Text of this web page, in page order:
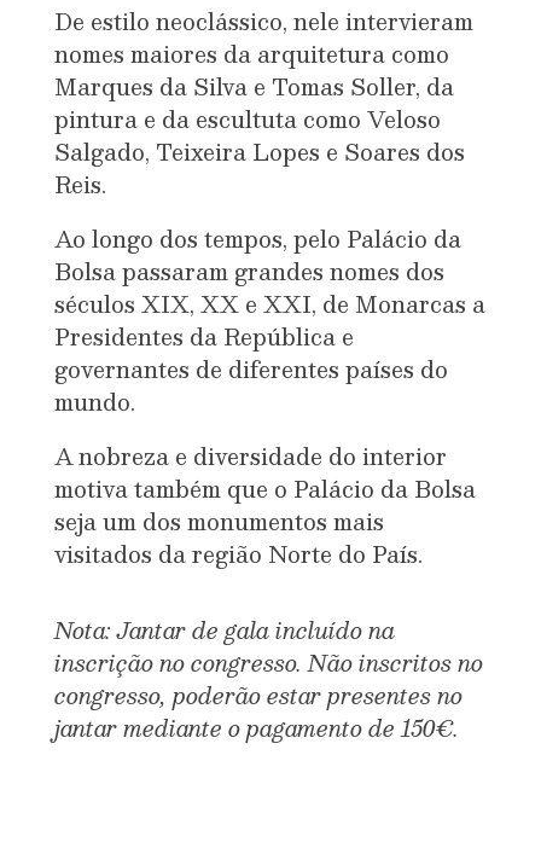
De estilo neoclássico, nele intervieram
nomes maiores da arquitetura como
Marques da Silva e Tomas Soller, da
pintura e da escultuta como Veloso
Salgado, Teixeira Lopes e Soares dos
Reis.
Ao longo dos tempos, pelo Palácio da
Bolsa passaram grandes nomes dos
séculos XIX, XX e XXI, de Monarcas a
Presidentes da República e
governantes de diferentes países do
mundo.
A nobreza e diversidade do interior
motiva também que o Palácio da Bolsa
seja um dos monumentos mais
visitados da região Norte do País.
Nota: Jantar de gala incluído na
inscrição no congresso. Não inscritos no
congresso, poderão estar presentes no
jantar mediante o pagamento de 150€.